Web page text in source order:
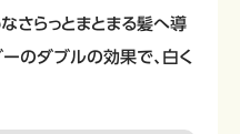
さらっとまとまる髪へ導
のダブルの効果で、白く